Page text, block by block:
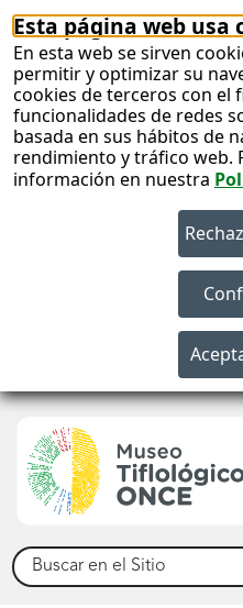
Esta página web usa
En esta web se sirven
permitir y optimizar su
cookies de terceros con el
funcionalidades de redes
basada en sus hábitos de
rendimiento y tráfico web.
información en nuestra
Buscar